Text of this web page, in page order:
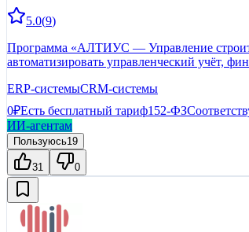
5.0(9)
Программа «АЛТИУС — Управление
автоматизировать управленческий учёт,
ERP-системыCRM-системы
0₽Есть бесплатный тариф152-ФЗ
ИИ-агентам
Пользуюсь19
31 0